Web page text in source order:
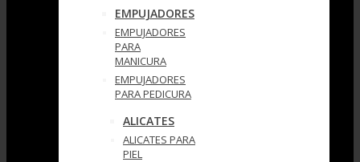
EMPUJADORES
EMPUJADORES
PARA
MANICURA
EMPUJADORES
PARA PEDICURA
ALICATES
ALICATES PARA
PIEL